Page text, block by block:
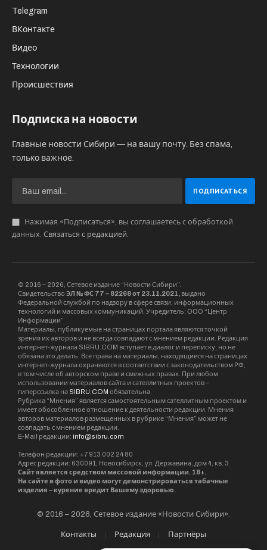
для будущих родителей.
6 октября стартовое занятие проведёт
психолог Елена Наку, разговор будет о
внутренней готовности к беременности и
«Мы понимаем, как важно помочь
парам подготовиться к одному из
самых значимых этапов в жизни —
рождению ребёнка. И я искренне
верю, что наша школа даст все
необходимые знания и навыки для
малыша с любовью и заботой», —
пояснила главный врач
клинического центра охраны
здоровья семьи и репродукции Анна
Вятчинина.
Встречи будут проходить по понедельникам в
19:00 по адресу: Новосибирск, улица Киевская,
Вход — свободный для всех желающих по
предварительной регистрации.
Анна Вятчинина
Елена Наку